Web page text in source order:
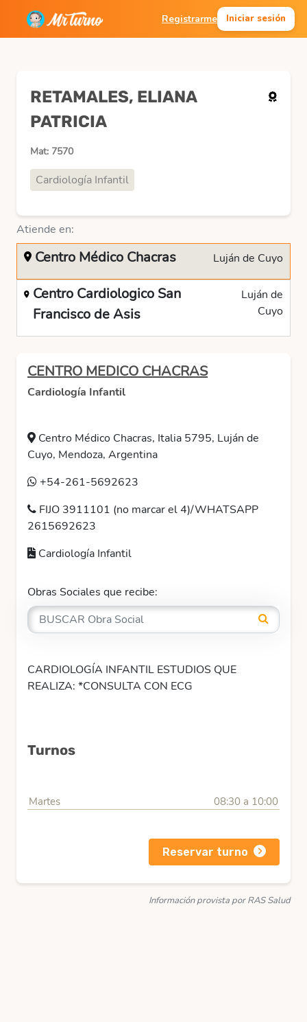
Registrarme Iniciar sesión
RETAMALES, ELIANA
PATRICIA
Mat: 7570
Cardiología Infantil
Atiende en:
Centro Médico Chacras Luján de Cuyo
Centro Cardiologico San
Francisco de Asis
Luján de
Cuyo
CENTRO MEDICO CHACRAS
Cardiología Infantil
Centro Médico Chacras, Italia 5795, Luján de
Cuyo, Mendoza, Argentina
+54-261-5692623
FIJO 3911101 (no marcar el 4)/WHATSAPP
2615692623
Cardiología Infantil
Obras Sociales que recibe:
CARDIOLOGÍA INFANTIL ESTUDIOS QUE
REALIZA: *CONSULTA CON ECG
Turnos
Martes 08:30 a 10:00
Reservar turno
Información provista por RAS Salud